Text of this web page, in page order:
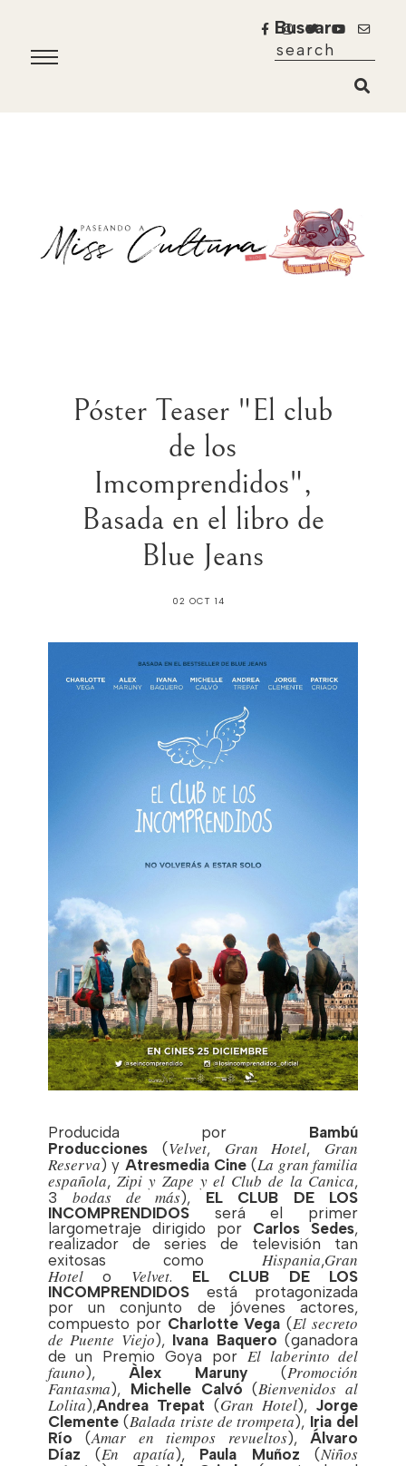
Buscar
Póster Teaser "El club
de los
Imcomprendidos",
Basada en el libro de
Blue Jeans
02 OCT 14
Producida por Bambú
Producciones(Velvet, Gran Hotel, Gran
Reserva) y Atresmedia Cine (La gran familia
española,Zipi y Zape y el Club de la Canica,
3 bodas de más), EL CLUB DE LOS
INCOMPRENDIDOSserá el primer
largometraje dirigido por Carlos Sedes,
realizador de series de televisión tan
exitosas comoHispania,Gran
Hotelo Velvet. EL CLUB DE LOS
INCOMPRENDIDOSestá protagonizada
por un conjunto de jóvenes actores,
compuesto por Charlotte Vega (El secreto
de Puente Viejo), Ivana Baquero (ganadora
de un Premio Goya por El laberinto del
fauno), Àlex Maruny (Promoción
Fantasma), Michelle Calvó (Bienvenidos al
Lolita),Andrea Trepat (Gran Hotel), Jorge
Clemente(Balada triste de trompeta), Iria del
Río (Amar en tiempos revueltos),Álvaro
Díaz (En apatía), Paula Muñoz (Niños